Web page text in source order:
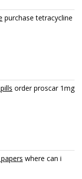
purchase tetracycline
order proscar 1mg
where can i